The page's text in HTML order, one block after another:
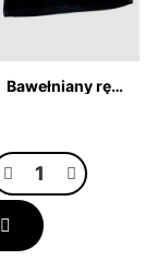
Bawełniany ręcznik